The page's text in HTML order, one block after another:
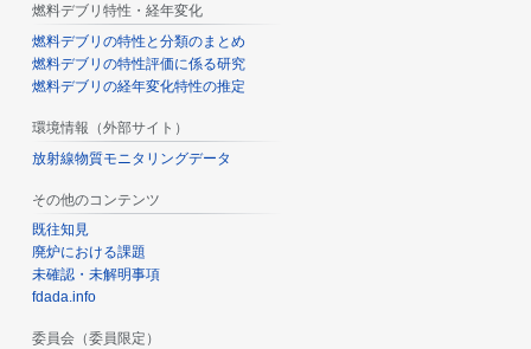
燃料デブリ特性・経年変化
燃料デブリの特性と分類のまとめ
燃料デブリの特性評価に係る研究
燃料デブリの経年変化特性の推定
環境情報（外部サイト）
放射線物質モニタリングデータ
その他のコンテンツ
既往知見
廃炉における課題
未確認・未解明事項
fdada.info
委員会（委員限定）